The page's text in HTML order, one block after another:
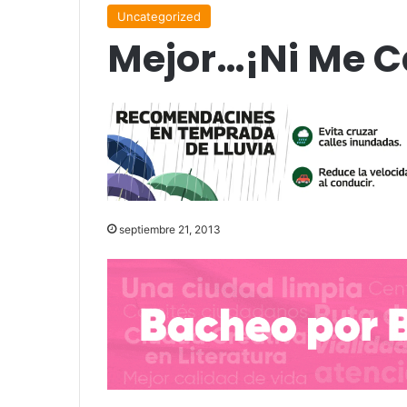
Uncategorized
Mejor…¡Ni Me
septiembre 21, 2013